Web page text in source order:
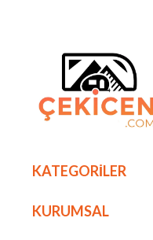
KATEGORİLER
KURUMSAL